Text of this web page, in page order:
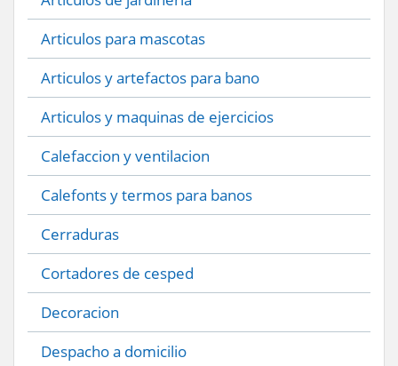
Articulos para mascotas
Articulos y artefactos para bano
Articulos y maquinas de ejercicios
Calefaccion y ventilacion
Calefonts y termos para banos
Cerraduras
Cortadores de cesped
Decoracion
Despacho a domicilio